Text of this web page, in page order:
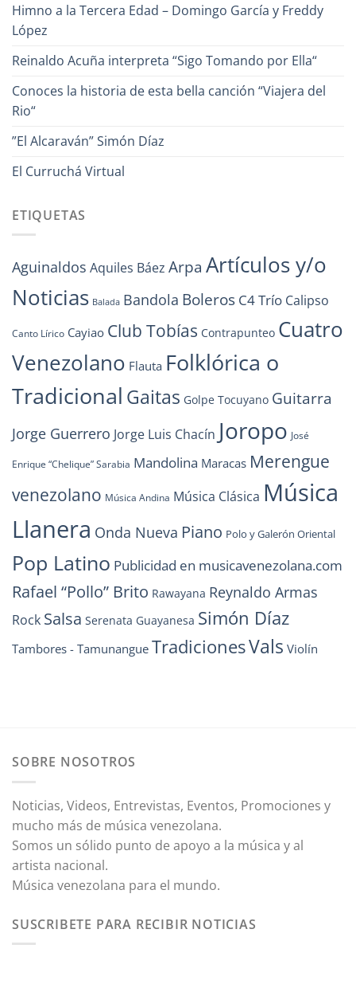
Himno a la Tercera Edad – Domingo García y Freddy
López
Reinaldo Acuña interpreta “Sigo Tomando por Ella“
Conoces la historia de esta bella canción “Viajera del
Rio“
”El Alcaraván” Simón Díaz
El Curruchá Virtual
ETIQUETAS
Aguinaldos Aquiles Báez Arpa Artículos y/o
Noticias Balada Bandola Boleros C4 Trío Calipso
Canto Lírico Cayiao Club Tobías Contrapunteo Cuatro
Venezolano Flauta Folklórica o
Tradicional Gaitas Golpe Tocuyano Guitarra
Jorge Guerrero Jorge Luis Chacín Joropo José
Enrique “Chelique” Sarabia Mandolina Maracas Merengue
venezolano Música Andina Música Clásica Música
Llanera Onda Nueva Piano Polo y Galerón Oriental
Pop Latino Publicidad en musicavenezolana.com
Rafael “Pollo” Brito Rawayana Reynaldo Armas
Rock Salsa Serenata Guayanesa Simón Díaz
Tambores - Tamunangue TradicionesVals Violín
SOBRE NOSOTROS
Noticias, Videos, Entrevistas, Eventos, Promociones y
mucho más de música venezolana.
Somos un sólido punto de apoyo a la música y al
artista nacional.
Música venezolana para el mundo.
SUSCRIBETE PARA RECIBIR NOTICIAS